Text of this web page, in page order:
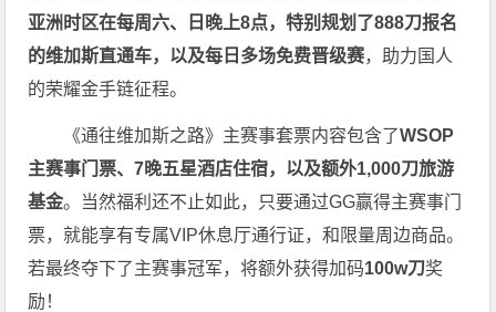
亚洲时区在每周六、日晚上8点，特别规划了888刀报名
的维加斯直通车，以及每日多场免费晋级赛，助力国人
的荣耀金手链征程。
《通往维加斯之路》主赛事套票内容包含了WSOP
主赛事门票、7晚五星酒店住宿，以及额外1,000刀旅游
基金。当然福利还不止如此，只要通过GG赢得主赛事门
票，就能享有专属VIP休息厅通行证，和限量周边商品。
若最终夺下了主赛事冠军，将额外获得加码100w刀奖
励！